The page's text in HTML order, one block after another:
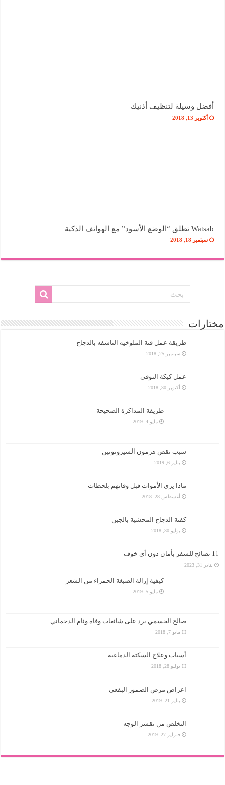
أفضل وسيلة لتنظيف أذنيك
أكتوبر 13, 2018
Watsab تطلق “الوضع الأسود” مع الهواتف الذكية
سبتمبر 18, 2018
مختارات
طريقة عمل فتة الملوخيه الناشفه بالدجاج
سبتمبر 25, 2018
عمل كيكة التوفي
أكتوبر 30, 2018
طريقة المذاكرة الصحيحة
مايو 4, 2019
سبب نقص هرمون السيروتونين
يناير 6, 2019
ماذا يرى الأموات قبل وفاتهم بلحظات
أغسطس 28, 2018
كفتة الدجاج المحشية بالجبن
يوليو 30, 2018
11 نصائح للسفر بأمان دون أي خوف
يناير 31, 2023
كيفية إزالة الصبغة الحمراء من الشعر
مايو 5, 2019
صالح الجسمي يرد على شائعات وفاة وئام الدحماني
مايو 7, 2018
أسباب وعلاج السكتة الدماغية
يوليو 28, 2018
اعراض مرض الضمور البقعي
يناير 21, 2019
التخلص من تقشر الوجه
فبراير 27, 2019